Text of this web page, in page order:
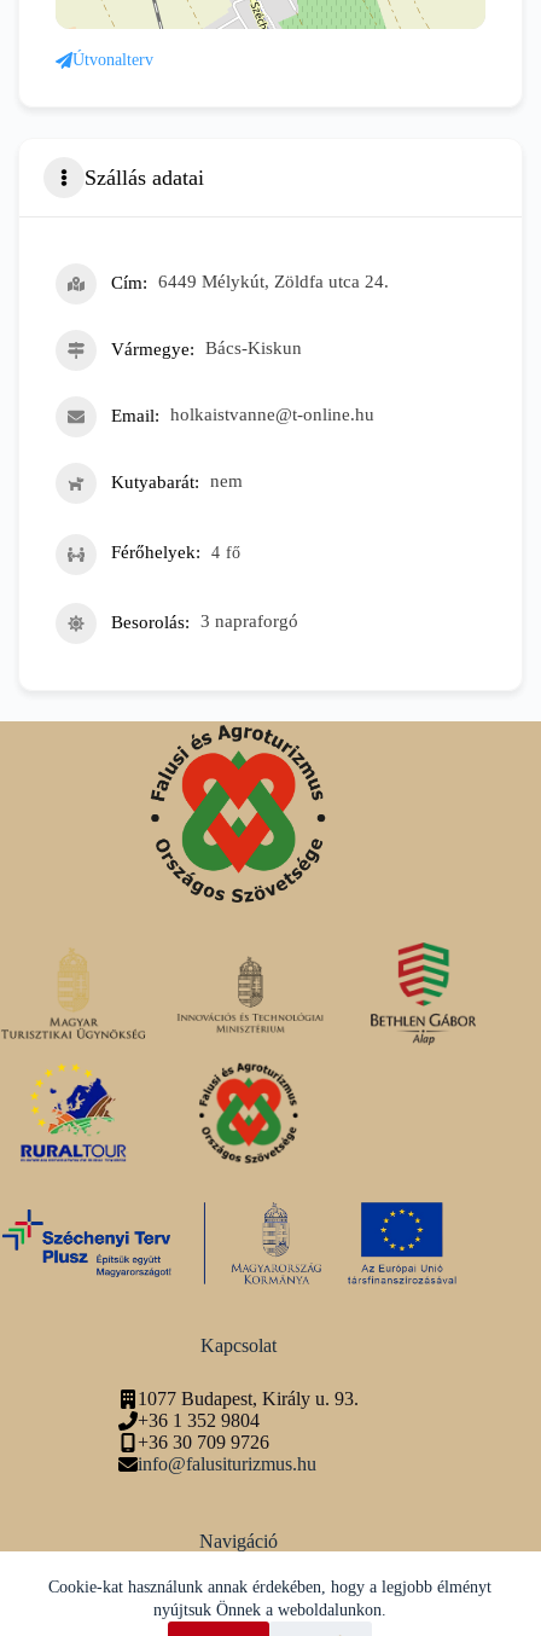
Cookie-kat használunk annak érdekében, hogy a legjobb élményt
nyújtsuk Önnek a weboldalunkon.
Útvonalterv
Szállás adatai
Cím 6449 Mélykút, Zöldfa utca 24.
Vármegye Bács-Kiskun
Email holkaistvanne@t-online.hu
Kutyabarát nem
Férőhelyek 4 fő
Besorolás 3 napraforgó
Kapcsolat
1077 Budapest, Király u. 93.
+36 1 352 9804
+36 30 709 9726
info@falusiturizmus.hu
Navigáció
Adatvédelmi tájékoztató
Közösségi média